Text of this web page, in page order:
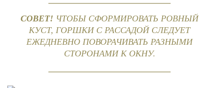
СОВЕТ! ЧТОБЫ СФОРМИРОВАТЬ РОВНЫЙ
КУСТ, ГОРШКИ С РАССАДОЙ СЛЕДУЕТ
ЕЖЕДНЕВНО ПОВОРАЧИВАТЬ РАЗНЫМИ
СТОРОНАМИ К ОКНУ.